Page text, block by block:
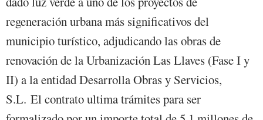
regeneración urbana más significativos del
municipio turístico, adjudicando las obras de
renovación de la Urbanización Las Llaves (Fase I y
II) a la entidad Desarrolla Obras y Servicios,
S.L. El contrato ultima trámites para ser